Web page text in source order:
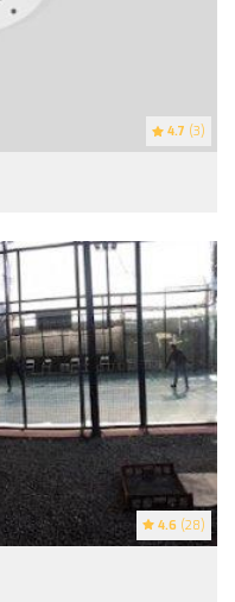
4.7 (3)
4.6 (28)